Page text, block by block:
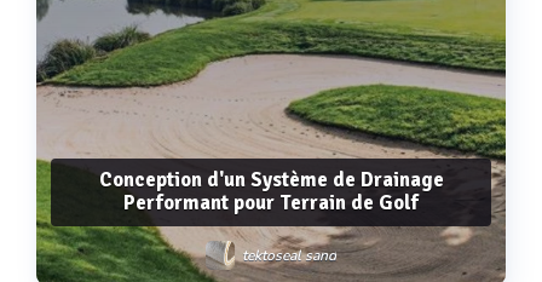
Conception d'un Système de Drainage
Performant pour Terrain de Golf
tektoseal sand